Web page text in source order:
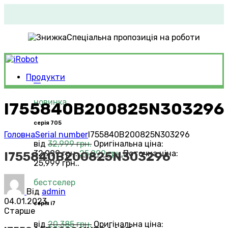
Спеціальна пропозиція на роботи
Продукти
новинка
серія 705
від 32,999грн. Оригінальна ціна:
32,999 грн..25,999грн.Поточна ціна:
25,999 грн..
бестселер
серія i7
від 20,385грн. Оригінальна ціна:
I755840B200825N303296
ГоловнаSerial numberI755840B200825N303296
I755840B200825N303296
Від admin
04.01.2023
Старше